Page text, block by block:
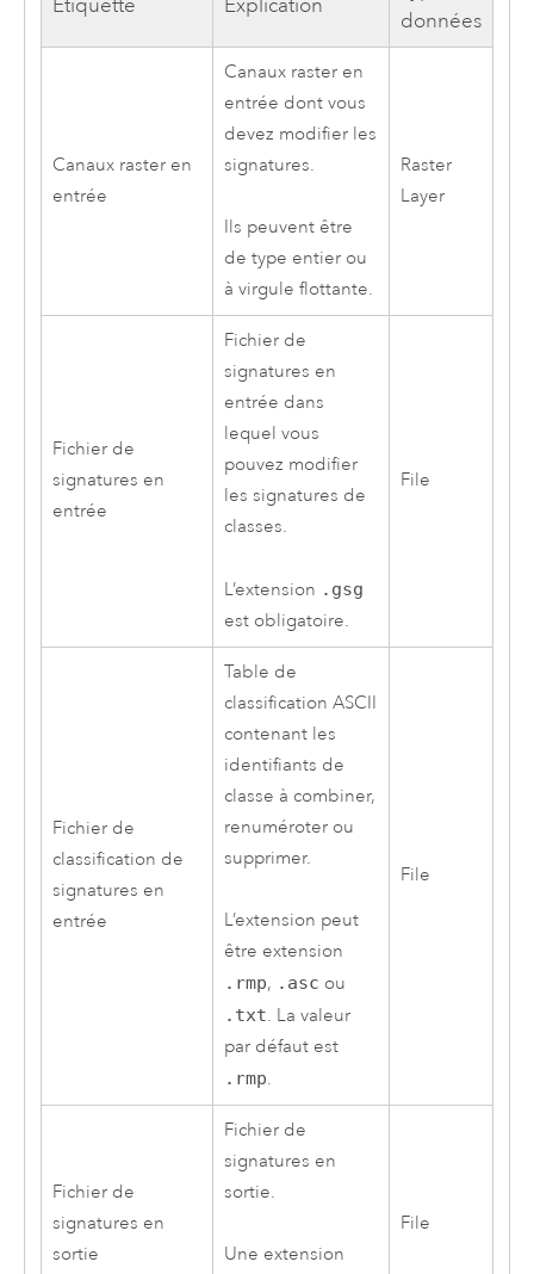
Étiquette Explication
données
Canaux raster en
entrée
Canaux raster en
entrée dont vous
devez modifier les
signatures.
Ils peuvent être
de type entier ou
à virgule flottante.
Raster
Layer
Fichier de
signatures en
entrée
Fichier de
signatures en
entrée dans
lequel vous
pouvez modifier
les signatures de
classes.
L’extension .gsg
est obligatoire.
File
Fichier de
classification de
signatures en
entrée
Table de
classification ASCII
contenant les
identifiants de
classe à combiner,
renuméroter ou
supprimer.
L’extension peut
être extension
.rmp, .asc ou
.txt. La valeur
par défaut est
.rmp.
File
Fichier de
signatures en
sortie
Fichier de
signatures en
sortie.
Une extension
File